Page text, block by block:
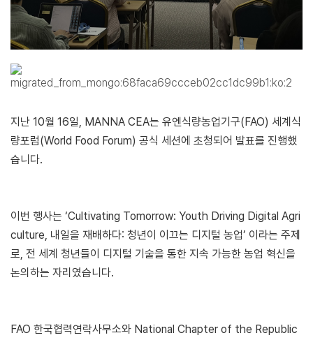
지난 10월 16일, MANNA CEA는 유엔식량농업기구(FAO) 세계식
량포럼(World Food Forum) 공식 세션에 초청되어 발표를 진행했
습니다.
이번 행사는 ‘Cultivating Tomorrow: Youth Driving Digital Agri
culture, 내일을 재배하다: 청년이 이끄는 디지털 농업’ 이라는 주제
로, 전 세계 청년들이 디지털 기술을 통한 지속 가능한 농업 혁신을
논의하는 자리였습니다.
FAO 한국협력연락사무소와 National Chapter of the Republic